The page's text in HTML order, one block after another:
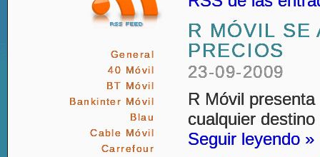
General
40 Móvil
BT Móvil
Bankinter Móvil
Blau
Cable Móvil
Carrefour
R MÓVIL SE
PRECIOS
23-09-2009
R Móvil
cualquier
Seguir leyendo »